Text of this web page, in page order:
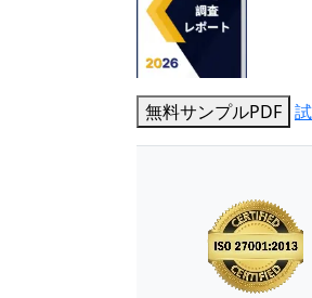
無料サンプルPDF